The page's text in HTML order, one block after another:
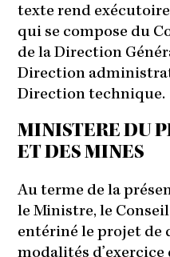
texte rend
qui se compose du
de la Direction
Direction
Direction technique.
MINISTERE DU
ET DES MINES
Au terme de la
le Ministre, le
entériné le projet de
modalités